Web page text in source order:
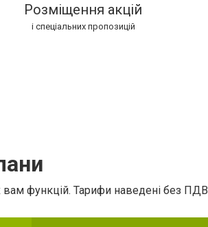
Розміщення акцій
і спеціальних пропозицій
вам функцій. Тарифи наведені без ПДВ